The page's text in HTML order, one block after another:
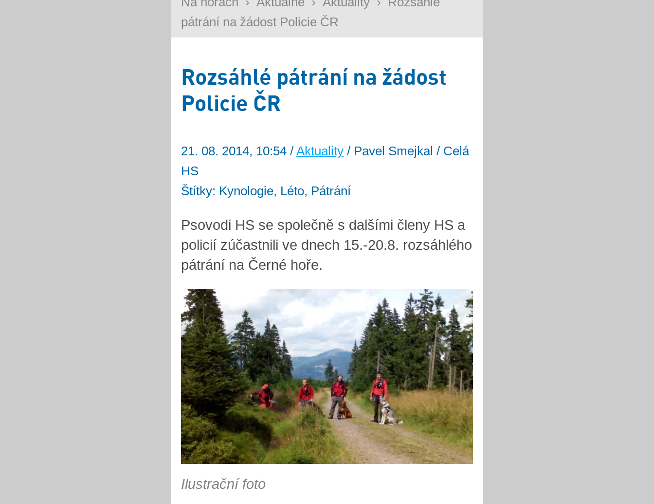
pátrání na žádost Policie ČR
Rozsáhlé pátrání na žádost
Policie ČR
21. 08. 2014, 10:54 / Aktuality / Pavel Smejkal / Celá
HS
Štítky: Kynologie, Léto, Pátrání
Psovodi HS se společně s dalšími členy HS a
policií zúčastnili ve dnech 15.-20.8. rozsáhlého
pátrání na Černé hoře.
Ilustrační foto